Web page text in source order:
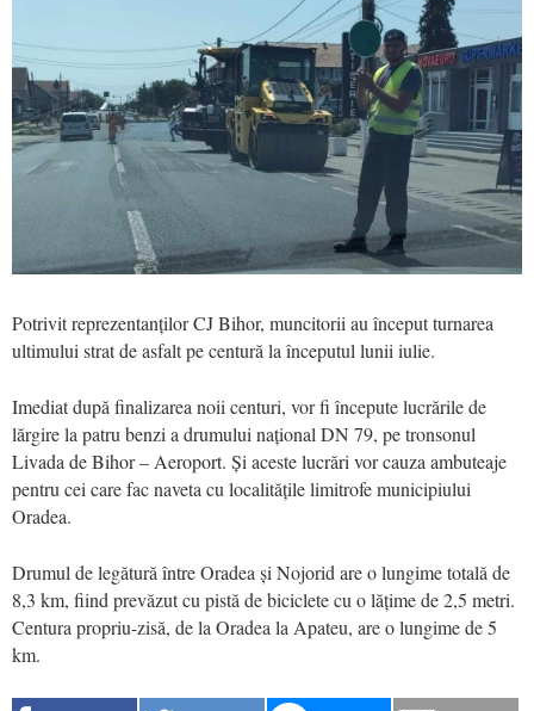
Potrivit reprezentanților CJ Bihor, muncitorii au început turnarea
ultimului strat de asfalt pe centură la începutul lunii iulie.
Imediat după finalizarea noii centuri, vor fi începute lucrările de
lărgire la patru benzi a drumului național DN 79, pe tronsonul
Livada de Bihor – Aeroport. Și aceste lucrări vor cauza ambuteaje
pentru cei care fac naveta cu localitățile limitrofe municipiului
Oradea.
Drumul de legătură între Oradea și Nojorid are o lungime totală de
8,3 km, fiind prevăzut cu pistă de biciclete cu o lățime de 2,5 metri.
Centura propriu-zisă, de la Oradea la Apateu, are o lungime de 5
km.